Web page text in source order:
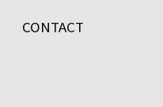
CONTACT